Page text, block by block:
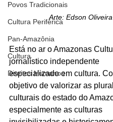
Povos Tradicionais
Cultura Periférica
Pan-Amazônia
Cultura
Direitos Humanos
Arte: Edson Oliveira
Está no ar o Amazonas
jornalístico independente
especializado em cultura.
objetivo de valorizar as
culturais do estado do
especialmente as culturas